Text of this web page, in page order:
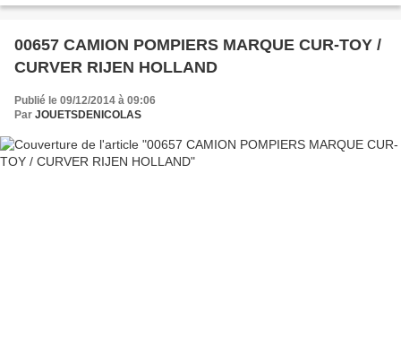
00657 CAMION POMPIERS MARQUE CUR-TOY /
CURVER RIJEN HOLLAND
Publié le 09/12/2014 à 09:06
Par JOUETSDENICOLAS